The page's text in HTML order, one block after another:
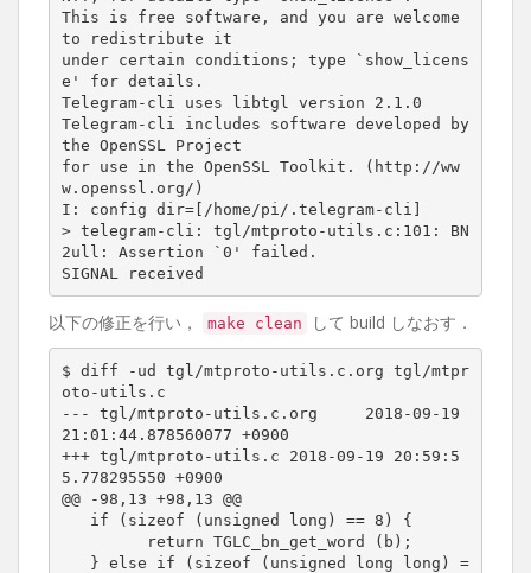
This is free software, and you are welcome
to redistribute it
under certain conditions; type `show_licens
e' for details.
Telegram-cli uses libtgl version 2.1.0
Telegram-cli includes software developed by
the OpenSSL Project
for use in the OpenSSL Toolkit. (http://ww
w.openssl.org/)
I: config dir=[/home/pi/.telegram-cli]
> telegram-cli: tgl/mtproto-utils.c:101: BN
2ull: Assertion `0' failed.
SIGNAL received
以下の修正を行い， make clean して build しなおす．
$ diff -ud tgl/mtproto-utils.c.org tgl/mtpr
oto-utils.c
--- tgl/mtproto-utils.c.org     2018-09-19
21:01:44.878560077 +0900
+++ tgl/mtproto-utils.c 2018-09-19 20:59:5
5.778295550 +0900
@@ -98,13 +98,13 @@